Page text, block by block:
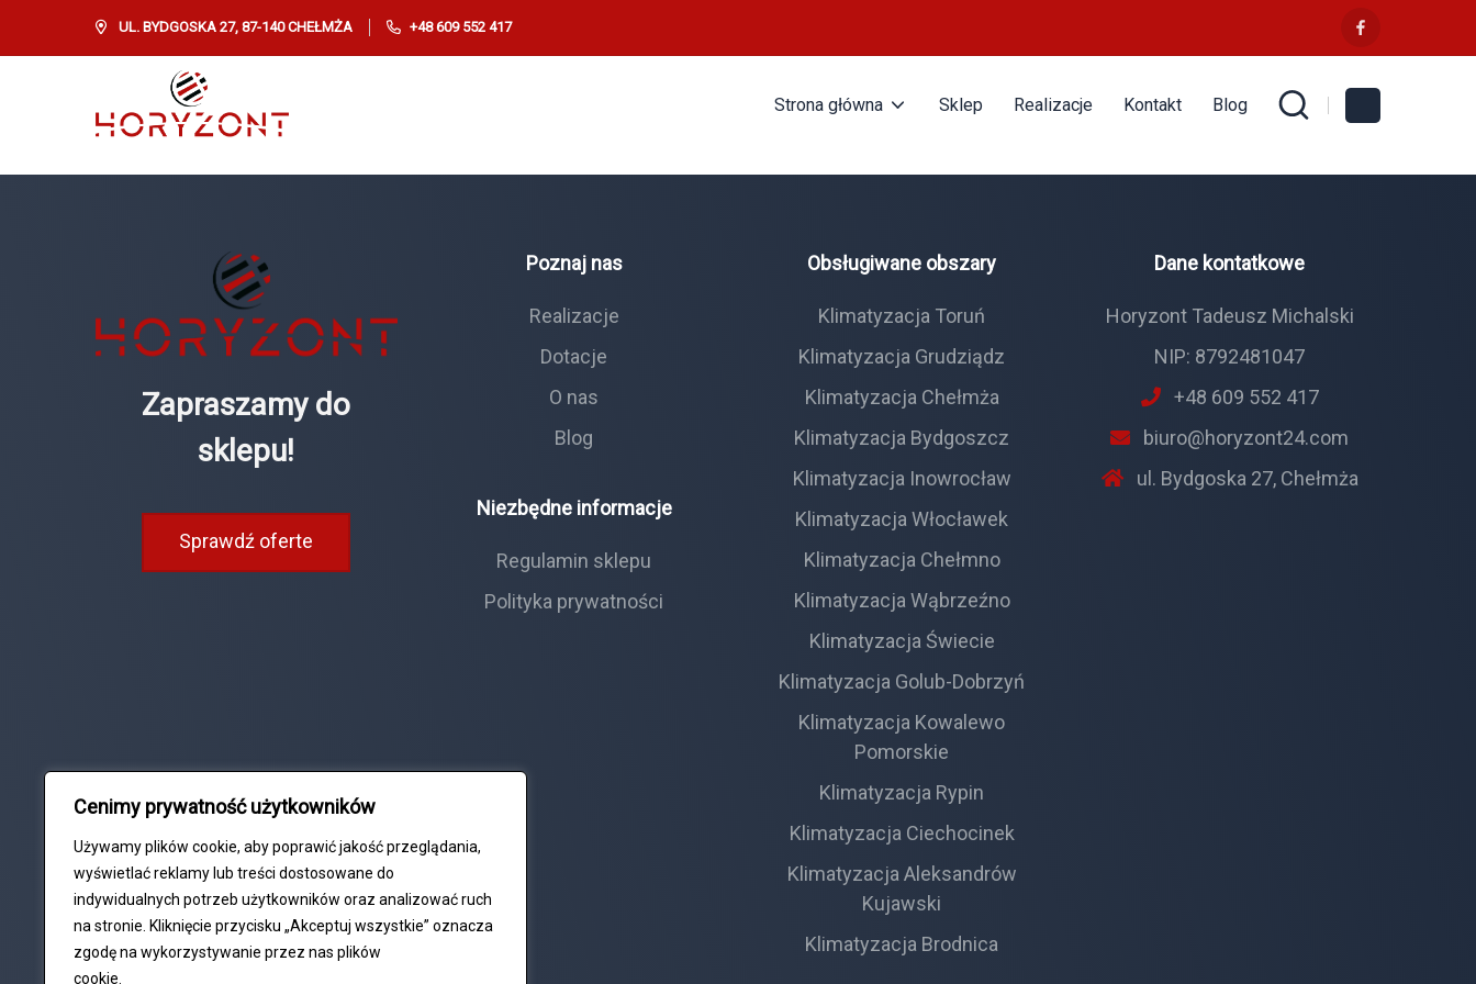
Cenimy prywatność użytkowników
Używamy plików cookie, aby poprawić jakość przeglądania,
wyświetlać reklamy lub treści dostosowane do
indywidualnych potrzeb użytkowników oraz analizować ruch
na stronie. Kliknięcie przycisku „Akceptuj wszystkie” oznacza
zgodę na wykorzystywanie przez nas plików
cookie.
UL. BYDGOSKA 27, 87-140 CHEŁMŻA +48 609 552 417
Strona główna Sklep Realizacje Kontakt Blog
Zapraszamy do
sklepu!
Sprawdź oferte
Poznaj nas
Realizacje
Dotacje
O nas
Blog
Niezbędne informacje
Regulamin sklepu
Polityka prywatności
Obsługiwane obszary
Klimatyzacja Toruń
Klimatyzacja Grudziądz
Klimatyzacja Chełmża
Klimatyzacja Bydgoszcz
Klimatyzacja Inowrocław
Klimatyzacja Włocławek
Klimatyzacja Chełmno
Klimatyzacja Wąbrzeźno
Klimatyzacja Świecie
Klimatyzacja Golub-Dobrzyń
Klimatyzacja Kowalewo
Pomorskie
Klimatyzacja Rypin
Klimatyzacja Ciechocinek
Klimatyzacja Aleksandrów
Kujawski
Klimatyzacja Brodnica
Dane kontatkowe
Horyzont Tadeusz Michalski
NIP: 8792481047
+48 609 552 417
biuro@horyzont24.com
ul. Bydgoska 27, Chełmża